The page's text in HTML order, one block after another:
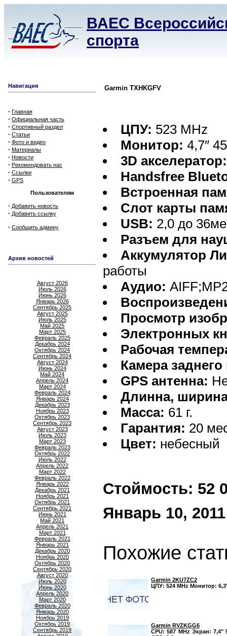
ВАЕС
спорта
Навигация
· Главная
· Официальная часть
· Спортивный раздел
· Статьи
· Фото и видео
· Материалы
· Новости
· Рекомендовать нас
· Ссылки
· GPS
Пользователям
· Добавить новость
· Добавить ссылку
· Сообщить админу
Архив новостей
Август 2026
Июль 2026
Июнь 2026
Январь 2026
Сентябрь 2025
Август 2025
Июль 2025
Май 2025
Март 2025
Февраль 2025
Декабрь 2024
Октябрь 2024
Сентябрь 2024
Август 2024
Июнь 2024
Май 2024
Апрель 2024
Март 2024
Февраль 2024
Январь 2024
Декабрь 2023
Ноябрь 2023
Октябрь 2023
Сентябрь 2023
Август 2023
Июль 2023
Март 2023
Февраль 2023
Октябрь 2022
Июль 2022
Апрель 2022
Март 2022
Февраль 2022
Январь 2022
Декабрь 2021
Ноябрь 2021
Октябрь 2021
Сентябрь 2021
Июнь 2021
Май 2021
Апрель 2021
Март 2021
Февраль 2021
Январь 2021
Декабрь 2020
Ноябрь 2020
Октябрь 2020
Сентябрь 2020
Август 2020
Июль 2020
Июнь 2020
Апрель 2020
Март 2020
Февраль 2020
Январь 2020
Ноябрь 2019
Октябрь 2019
Сентябрь 2019
Garmin TXHKGFV
ЦПУ: 523 MHz
Монитор: 4,7″
3D акселератор:
Handsfree
Встроенная
Слот карты
USB: 2,0 до
Разъем для
Аккумулятор
работы
Аудио:
Просмотр
Электронных
Рабочая
Камера
GPS антенна:
Длинна,
Масса: 61 г.
Гарантия: 20
Цвет: небесный
Стоймость: 52
Январь 10, 2011
Похожие
Garmin 2KU7ZC2
ЦПУ: 524 MHz Монитор:
Garmin RVZKGG6
CPU: 587 MHz Экран: 7,4"